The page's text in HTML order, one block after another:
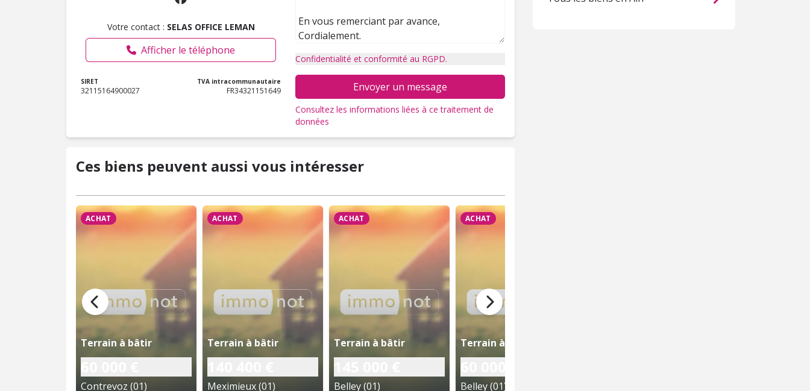
Votre contact : SELAS OFFICE LEMAN
Afficher le téléphone
SIRET
32115164900027
TVA intracommunautaire
FR34321151649
Confidentialité et conformité au RGPD.
Envoyer un message
Consultez les informations liées à ce traitement de
données
Ces biens peuvent aussi vous intéresser
ACHAT
Terrain à bâtir
Contrevoz (01)
ACHAT
Terrain à bâtir
Meximieux (01)
ACHAT
Terrain à bâtir
Belley (01)
ACHAT
Terrain à bâtir
Belley (01)